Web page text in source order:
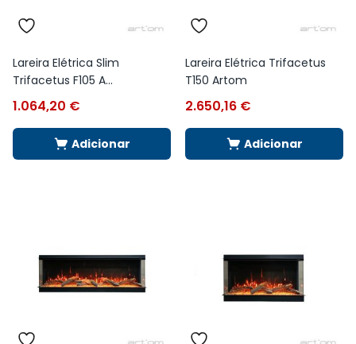
Lareira Elétrica Slim
Trifacetus F105 A...
1.064,20 €
Adicionar
Lareira Elétrica Trifacetus
T150 Artom
2.650,16 €
Adicionar